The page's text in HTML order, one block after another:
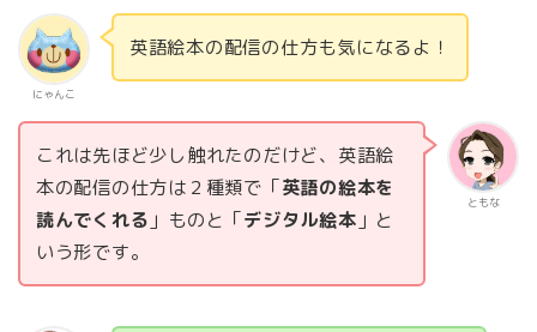
にゃんこ
英語絵本の配信の仕方も気になるよ！
ともな
これは先ほど少し触れたのだけど、英語絵
本の配信の仕方は２種類で「英語の絵本を
読んでくれる 」ものと「デジタル絵本 」と
いう形です。